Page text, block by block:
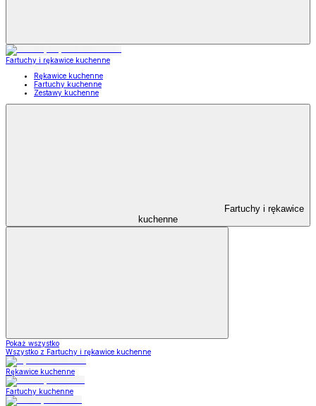
Fartuchy i rękawice kuchenne
Rękawice kuchenne
Fartuchy kuchenne
Zestawy kuchenne
Fartuchy i rękawice
kuchenne
Pokaż wszystko
Wszystko z Fartuchy i rękawice kuchenne
Rękawice kuchenne
Fartuchy kuchenne